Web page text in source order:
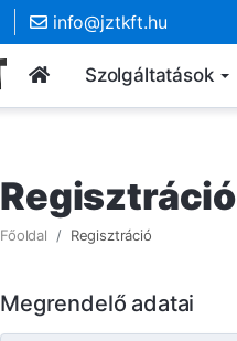
info@jztkft.hu
Szolgáltatások
Regisztráció
Főoldal Regisztráció
Megrendelő adatai